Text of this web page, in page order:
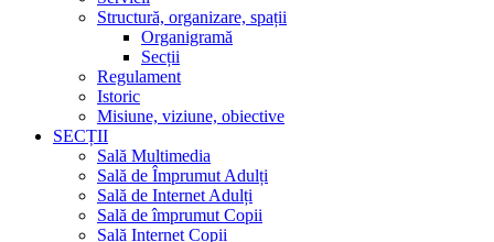
Structură, organizare, spații
Organigramă
Secții
Regulament
Istoric
Misiune, viziune, obiective
SECȚII
Sală Multimedia
Sală de Împrumut Adulți
Sală de Internet Adulți
Sală de împrumut Copii
Sală Internet Copii